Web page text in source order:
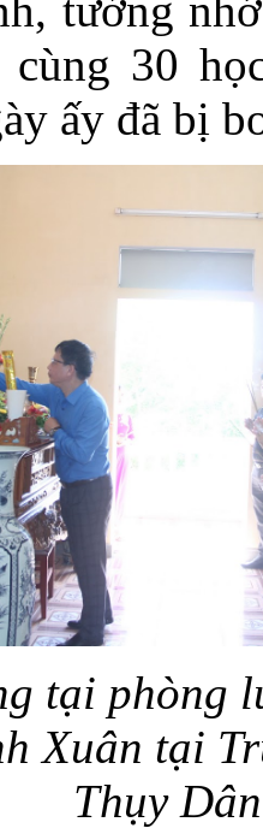
cùng 30
ấy đã bị
tại phòng
Xuân tại
Thụy Dân